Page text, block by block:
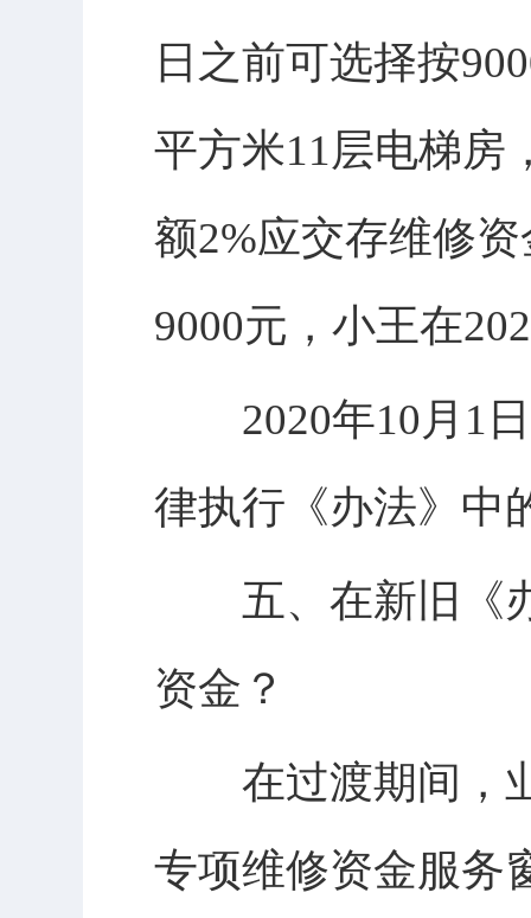
日之前可选择按
平方米11层电梯房
额2%应交存维修
9000元，小王在
2020年10月1日
律执行《办法》中
五、在新旧《办
资金？
在过渡期间，业
专项维修资金服务